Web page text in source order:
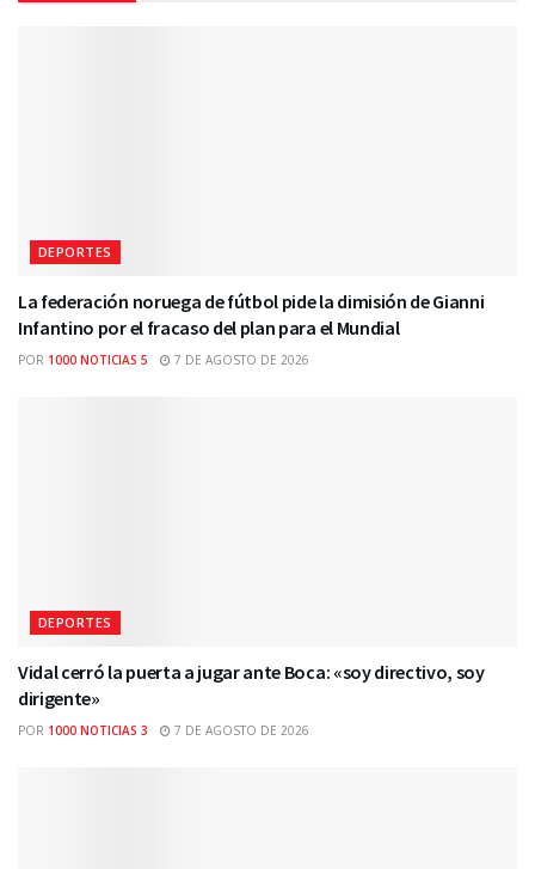
DEPORTES
La federación noruega de fútbol pide la dimisión de Gianni
Infantino por el fracaso del plan para el Mundial
POR 1000 NOTICIAS 5 7 DE AGOSTO DE 2026
DEPORTES
Vidal cerró la puerta a jugar ante Boca: «soy directivo, soy
dirigente»
POR 1000 NOTICIAS 3 7 DE AGOSTO DE 2026